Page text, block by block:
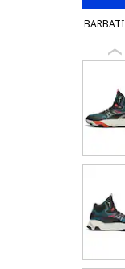
BARBATI